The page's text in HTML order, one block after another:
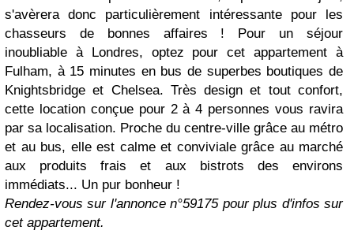
s'avèrera donc particulièrement intéressante pour les
chasseurs de bonnes affaires ! Pour un séjour
inoubliable à Londres, optez pour cet appartement à
Fulham, à 15 minutes en bus de superbes boutiques de
Knightsbridge et Chelsea. Très design et tout confort,
cette location conçue pour 2 à 4 personnes vous ravira
par sa localisation. Proche du centre-ville grâce au métro
et au bus, elle est calme et conviviale grâce au marché
aux produits frais et aux bistrots des environs
immédiats... Un pur bonheur !
Rendez-vous sur l'annonce n°59175 pour plus d'infos sur
cet appartement.